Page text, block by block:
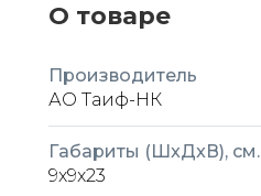
О товаре
Производитель
АО Таиф-НК
Габариты (ШxДxВ), см.
9x9x23